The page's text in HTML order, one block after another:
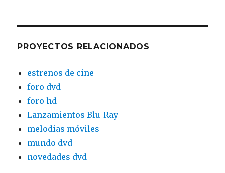
PROYECTOS RELACIONADOS
estrenos de cine
foro dvd
foro hd
Lanzamientos Blu-Ray
melodias móviles
mundo dvd
novedades dvd